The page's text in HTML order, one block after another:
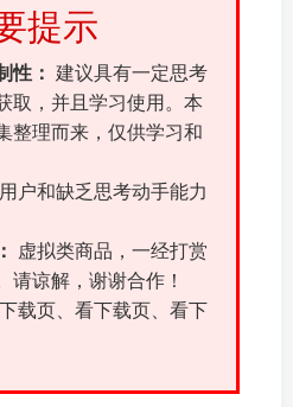
提示
性： 建议具有一定思考
取，并且学习使用。本
整理而来，仅供学习和
户和缺乏思考动手能力
虚拟类商品，一经打赏
请谅解，谢谢合作！
载页、看下载页、看下